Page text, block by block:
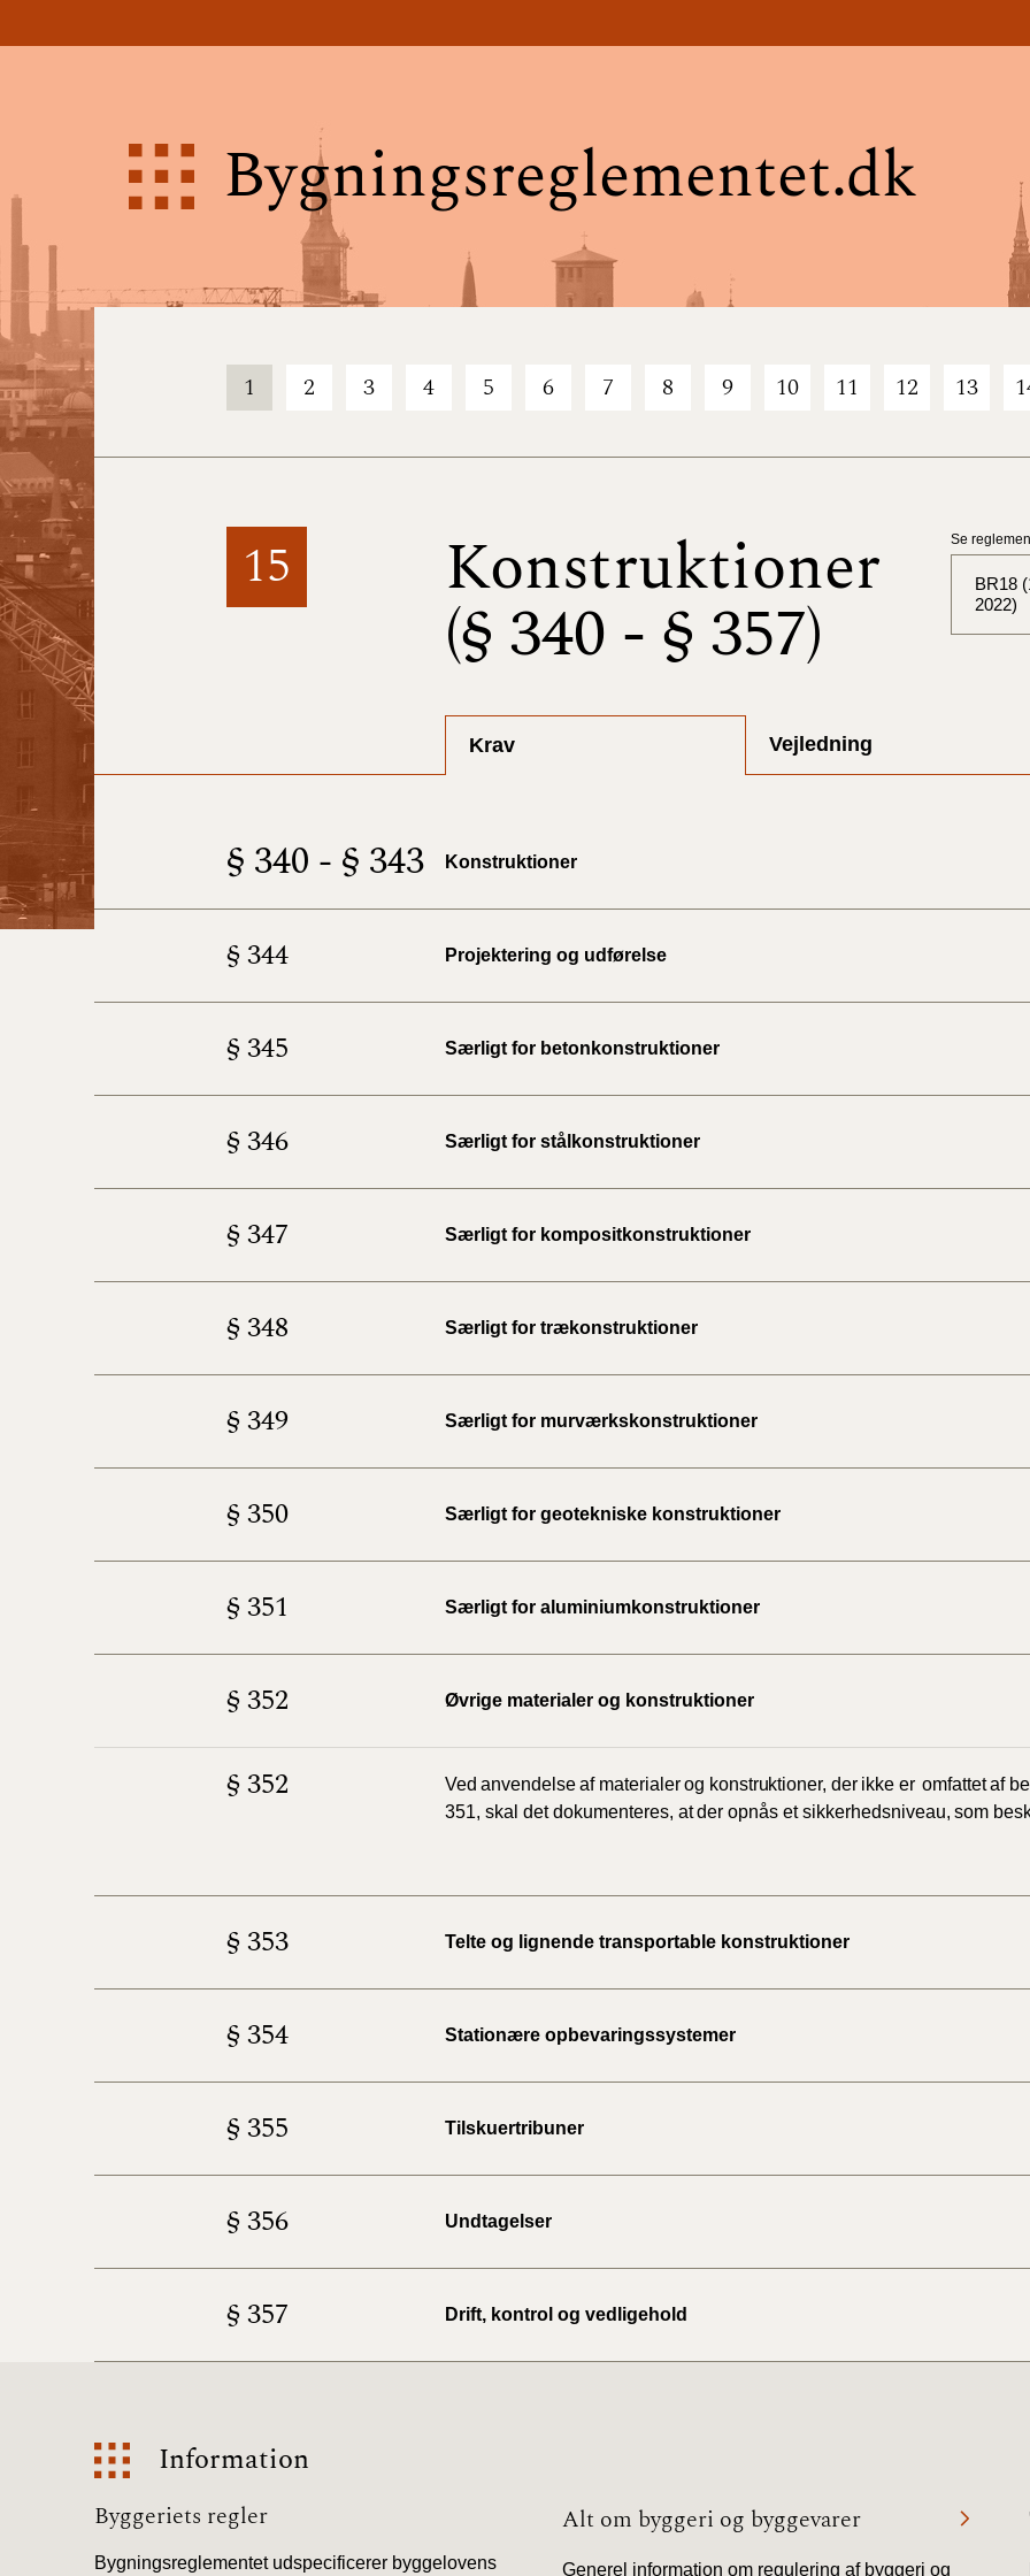
Bygningsreglementet.dk
1 2 3 4 5 6 7 8 9 10 11 12 13
15 Konstruktioner
(§ 340 - § 357)
Se
BR18
2022)
BR18
2022)
BR18
BR18
Krav Vejledning
§ 340 - § 343 Konstruktioner
§ 344 Projektering og udførelse
§ 345 Særligt for betonkonstruktioner
§ 346 Særligt for stålkonstruktioner
§ 347 Særligt for kompositkonstruktioner
§ 348 Særligt for trækonstruktioner
§ 349 Særligt for murværkskonstruktioner
§ 350 Særligt for geotekniske konstruktioner
§ 351 Særligt for aluminiumkonstruktioner
§ 352 Øvrige materialer og konstruktioner
§ 352 Ved anvendelse af materialer og konstruktioner, der ikke er omfattet af
351, skal det dokumenteres, at der opnås et sikkerhedsniveau, som
§ 353 Telte og lignende transportable konstruktioner
§ 354 Stationære opbevaringssystemer
§ 355 Tilskuertribuner
§ 356 Undtagelser
§ 357 Drift, kontrol og vedligehold
Information
Information
Byggeriets regler
Bygningsreglementet udspecificerer byggelovens
Alt om byggeri og byggevarer
Generel information om regulering af byggeri og